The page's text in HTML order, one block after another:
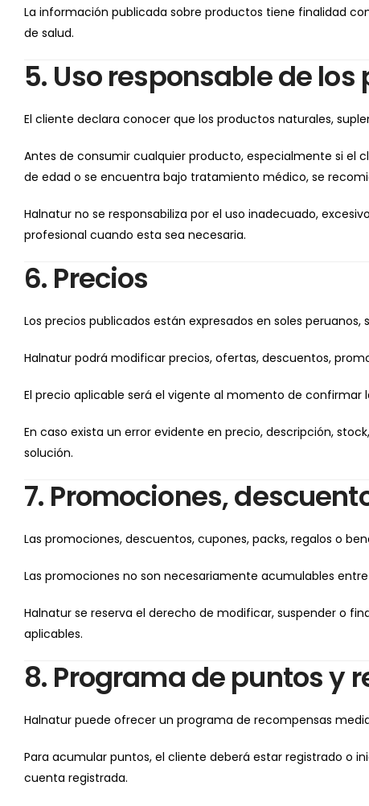
La información publicada sobre productos tiene finalidad
de salud.
5. Uso responsable de
El cliente declara conocer que los productos naturales,
Antes de consumir cualquier producto, especialmente si
de edad o se encuentra bajo tratamiento médico, se
Halnatur no se responsabiliza por el uso inadecuado,
profesional cuando esta sea necesaria.
6. Precios
Los precios publicados están expresados en soles peruanos,
Halnatur podrá modificar precios, ofertas, descuentos,
El precio aplicable será el vigente al momento de
En caso exista un error evidente en precio, descripción,
solución.
7. Promociones,
Las promociones, descuentos, cupones, packs, regalos o
Las promociones no son necesariamente acumulables
Halnatur se reserva el derecho de modificar, suspender o
aplicables.
8. Programa de puntos y
Halnatur puede ofrecer un programa de recompensas
Para acumular puntos, el cliente deberá estar registrado o
cuenta registrada.